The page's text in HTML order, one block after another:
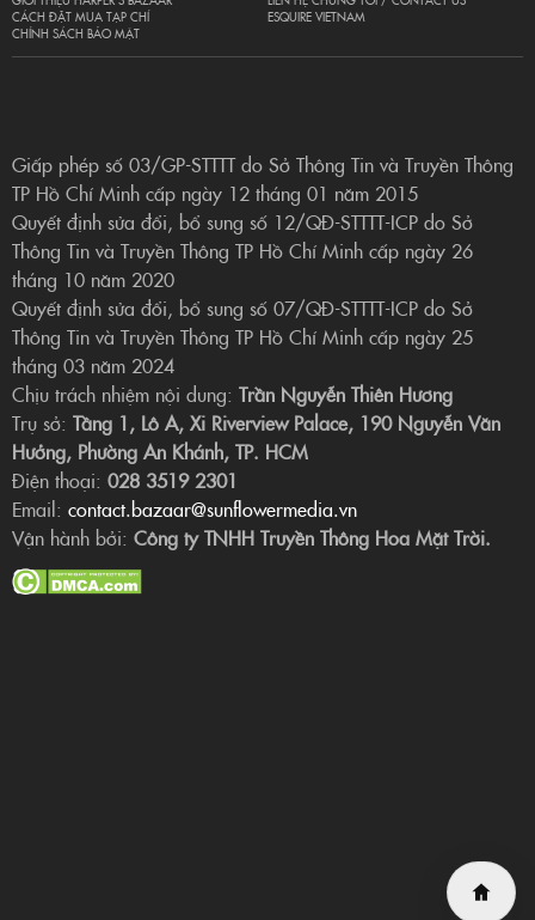
CÁCH ĐẶT MUA TẠP CHÍ
CHÍNH SÁCH BẢO MẬT
ESQUIRE VIETNAM
Giấp phép số 03/GP-STTTT do Sở Thông Tin và Truyền Thông
TP Hồ Chí Minh cấp ngày 12 tháng 01 năm 2015
Quyết định sửa đổi, bổ sung số 12/QĐ-STTTT-ICP do Sở
Thông Tin và Truyền Thông TP Hồ Chí Minh cấp ngày 26
tháng 10 năm 2020
Quyết định sửa đổi, bổ sung số 07/QĐ-STTTT-ICP do Sở
Thông Tin và Truyền Thông TP Hồ Chí Minh cấp ngày 25
tháng 03 năm 2024
Chịu trách nhiệm nội dung: Trần Nguyễn Thiên Hương
Trụ sở: Tầng 1, Lô A, Xi Riverview Palace, 190 Nguyễn Văn
Hưởng, Phường An Khánh, TP. HCM
Điện thoại: 028 3519 2301
Email: contact.bazaar@sunflowermedia.vn
Vận hành bởi: Công ty TNHH Truyền Thông Hoa Mặt Trời.